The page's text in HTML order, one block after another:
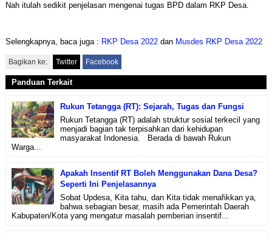
Nah itulah sedikit penjelasan mengenai tugas BPD dalam RKP Desa.
Selengkapnya, baca juga : RKP Desa 2022dan Musdes RKP Desa 2022
Bagikan ke: Twitter Facebook
Panduan Terkait
Rukun Tetangga (RT): Sejarah, Tugas dan Fungsi
Rukun Tetangga (RT) adalah struktur sosial terkecil yang
menjadi bagian tak terpisahkan dari kehidupan
masyarakat Indonesia. Berada di bawah Rukun
Warga...
Apakah Insentif RT Boleh Menggunakan Dana Desa?
Seperti Ini Penjelasannya
Sobat Updesa, Kita tahu, dan Kita tidak menafikkan ya,
bahwa sebagian besar, masih ada Pemerintah Daerah
Kabupaten/Kota yang mengatur masalah pemberian insentif...